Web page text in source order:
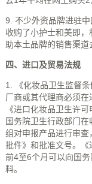
9. 不少外资品牌进驻
收购了小护士和美即
助本土品牌的销售渠道
四、进口及贸易法规
1. 《化妆品卫生监督
厂商或其代理商必须
《进口化妆品卫生许
国务院卫生行政部门
组对申报产品进行审
批件》和批准文号。
前4至6个月可以向国
料。